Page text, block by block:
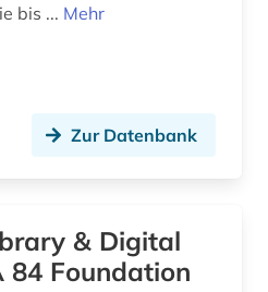
bis ... Mehr
Zur Datenbank
& Digital
/ LA 84 Foundation